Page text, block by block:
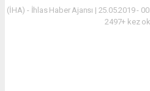
(İHA) - İhlas Haber Ajansı | 25.05.2019 -
2497+ kez